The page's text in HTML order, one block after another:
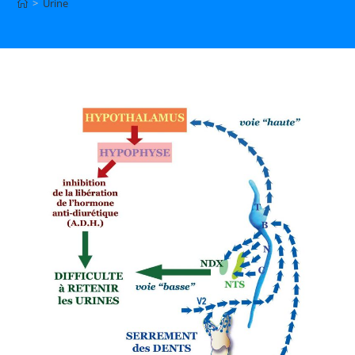
> Urine